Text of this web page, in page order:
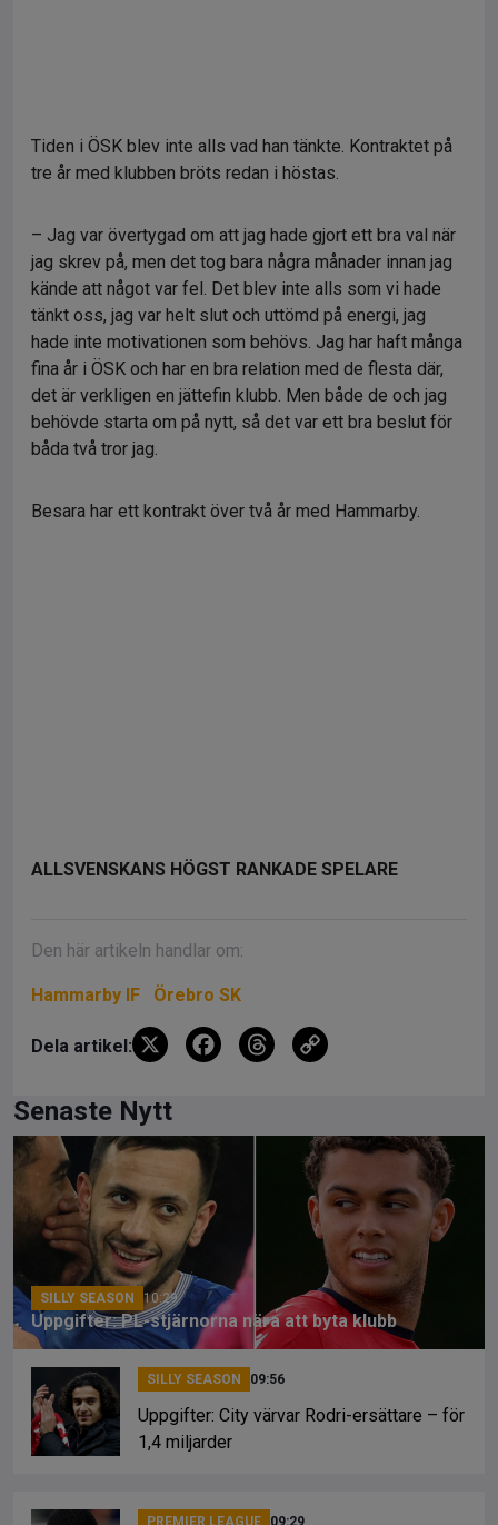
Tiden i ÖSK blev inte alls vad han tänkte. Kontraktet på
tre år med klubben bröts redan i höstas.
– Jag var övertygad om att jag hade gjort ett bra val när
jag skrev på, men det tog bara några månader innan jag
kände att något var fel. Det blev inte alls som vi hade
tänkt oss, jag var helt slut och uttömd på energi, jag
hade inte motivationen som behövs. Jag har haft många
fina år i ÖSK och har en bra relation med de flesta där,
det är verkligen en jättefin klubb. Men både de och jag
behövde starta om på nytt, så det var ett bra beslut för
båda två tror jag.
Besara har ett kontrakt över två år med Hammarby.
ALLSVENSKANS HÖGST RANKADE SPELARE
Den här artikeln handlar om:
Hammarby IF Örebro SK
Dela artikel: X
F
T
Li
n
k
Senaste Nytt
SILLY SEASON 10:29
Uppgifter: PL-stjärnorna nära att byta klubb
SILLY SEASON 09:56
Uppgifter: City värvar Rodri-ersättare – för
1,4 miljarder
PREMIER LEAGUE 09:29